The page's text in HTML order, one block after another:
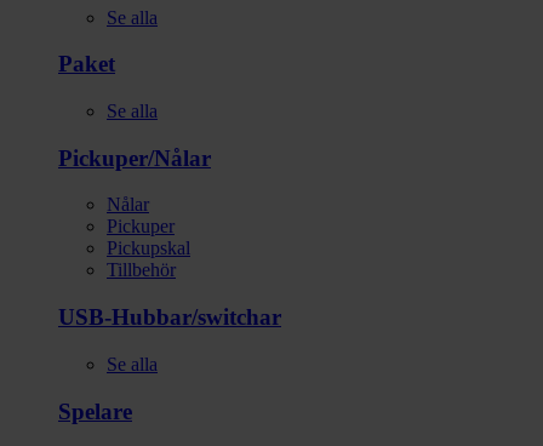
Se alla
Paket
Se alla
Pickuper/Nålar
Nålar
Pickuper
Pickupskal
Tillbehör
USB-Hubbar/switchar
Se alla
Spelare